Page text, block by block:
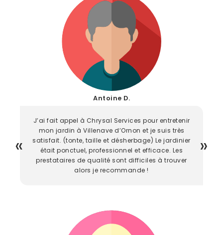
Antoine D.
J’ai fait appel à Chrysal Services pour entretenir
mon jardin à Villenave d’Ornon et je suis très
satisfait. (tonte, taille et désherbage) Le jardinier
était ponctuel, professionnel et efficace. Les
prestataires de qualité sont difficiles à trouver
alors je recommande !